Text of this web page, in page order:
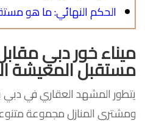
الحكم النهائي: ما هو
ميناء خور دبي
مستقبل المعيشة
يتطور المشهد العقاري في دبي
ومشتري المنازل مجموعة